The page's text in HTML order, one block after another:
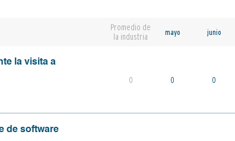
Promedio de
la industria
mayo junio
la visita a
0 0 0
de software